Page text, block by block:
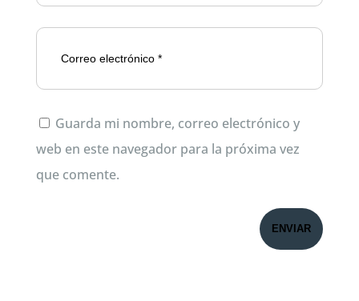
Guarda mi nombre, correo electrónico y
web en este navegador para la próxima vez
que comente.
ENVIAR